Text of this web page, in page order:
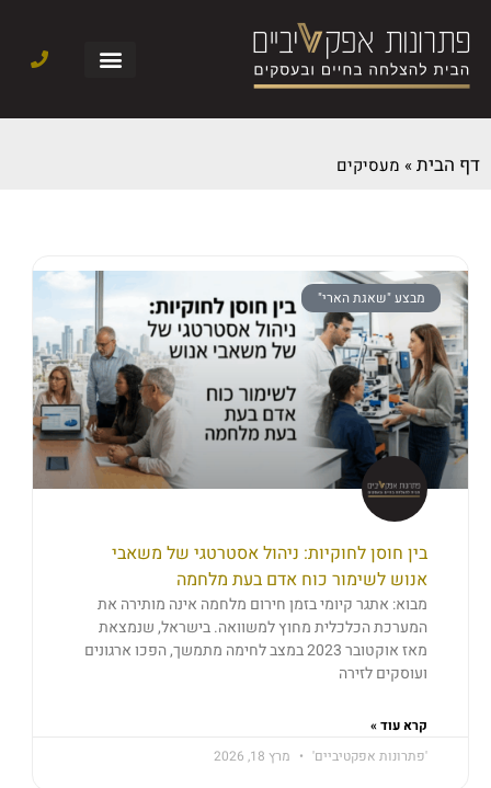
דף הבית» מעסיקים
מבצע "שאגת הארי"
בין חוסן לחוקיות: ניהול אסטרטגי של משאבי
אנוש לשימור כוח אדם בעת מלחמה
מבוא: אתגר קיומי בזמן חירום מלחמה אינה מותירה את
המערכת הכלכלית מחוץ למשוואה. בישראל, שנמצאת
מאז אוקטובר 2023 במצב לחימה מתמשך, הפכו ארגונים
ועוסקים לזירה
קרא עוד »
'פתרונות אפקטיביים'
מרץ 18, 2026